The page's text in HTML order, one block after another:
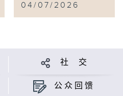
04/07/2026
社 交
公众回馈